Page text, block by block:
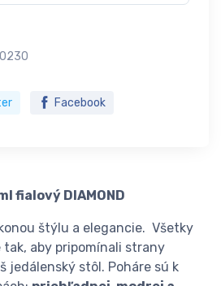
Facebook
fialový DIAMOND
štýlu a elegancie. Všetky
aby pripomínali strany
jedálenský stôl. Poháre sú k